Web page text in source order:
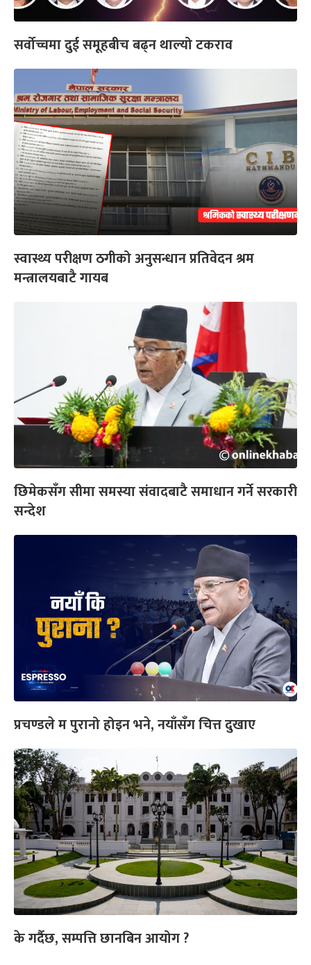
सर्वोच्चमा दुई समूहबीच बढ्न थाल्यो टकराव
स्वास्थ्य परीक्षण ठगीको अनुसन्धान प्रतिवेदन श्रम
मन्त्रालयबाटै गायब
छिमेकसँग सीमा समस्या संवादबाटै समाधान गर्ने सरकारी
सन्देश
प्रचण्डले म पुरानो होइन भने, नयाँसँग चित्त दुखाए
के गर्दैछ, सम्पत्ति छानबिन आयोग ?